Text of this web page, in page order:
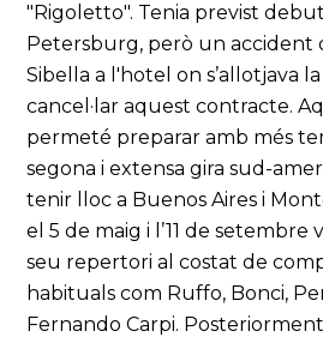
"Rigoletto". Tenia previst
Petersburg, però un accident
Sibella a l'hotel on s’allotjava
cancel·lar aquest contracte.
permeté preparar amb més
segona i extensa gira sud-
tenir lloc a Buenos Aires i
el 5 de maig i l’11 de setembre
seu repertori al costat de
habituals com Ruffo, Bonci,
Fernando Carpi.